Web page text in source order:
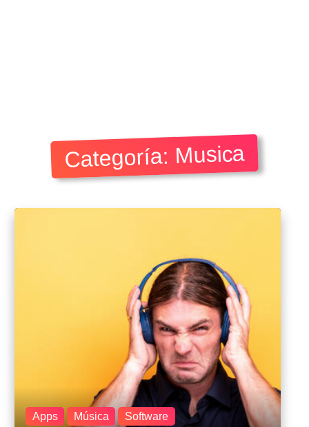
Categoría: Musica
Apps Música Software